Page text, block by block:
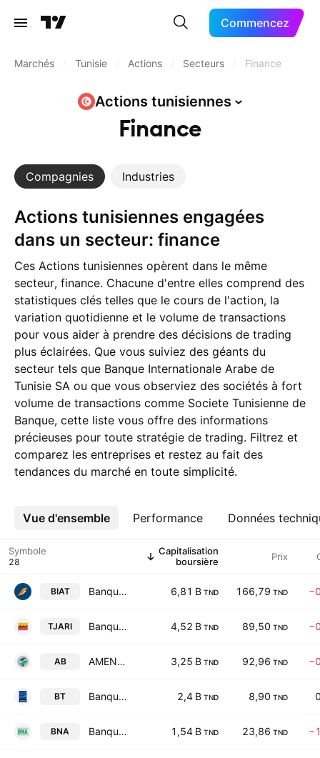
Commencez
Marchés Tunisie Actions Secteurs Finance
Actions tunisiennes
Finance
Compagnies Industries
Actions tunisiennes engagées
dans un secteur: finance
Ces Actions tunisiennes opèrent dans le même
secteur, finance. Chacune d'entre elles comprend des
statistiques clés telles que le cours de l'action, la
variation quotidienne et le volume de transactions
pour vous aider à prendre des décisions de trading
plus éclairées. Que vous suiviez des géants du
secteur tels que Banque Internationale Arabe de
Tunisie SA ou que vous observiez des sociétés à fort
volume de transactions comme Societe Tunisienne de
Banque, cette liste vous offre des informations
précieuses pour toute stratégie de trading. Filtrez et
comparez les entreprises et restez au fait des
tendances du marché en toute simplicité.
Vue d'ensemble Performance Données
Plus
Symbole
Capitalisation
boursière
Prix
BIAT Banque Internationale Arabe de Tunisie SA 6,81 B TND 166,79 TND
TJARI Banque Attijari de Tunisie SA 4,52 B TND 89,50 TND
AB AMEN BANK SA 3,25 B TND 92,96 TND
BT Banque de Tunisie SA 2,4 B TND 8,90 TND
BNA Banque Nationale Agricole 1,54 B TND 23,86 TND